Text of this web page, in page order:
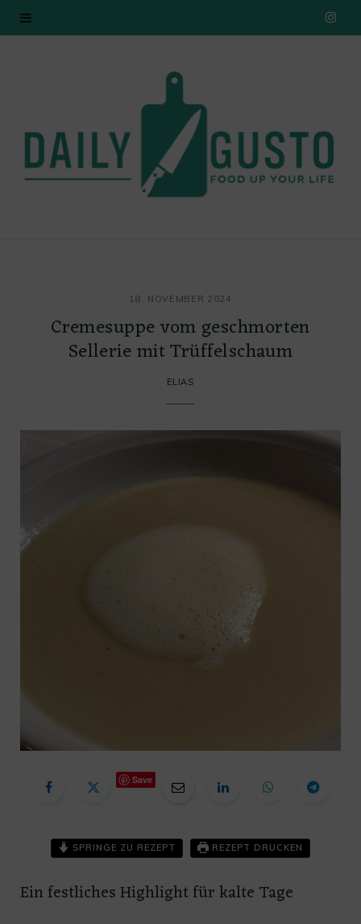
I
18. NOVEMBER 2024
Cremesuppe vom geschmorten
Sellerie mit Trüffelschaum
ELIAS
Save
SPRINGE ZU REZEPT REZEPT DRUCKEN
Ein festliches Highlight für kalte Tage